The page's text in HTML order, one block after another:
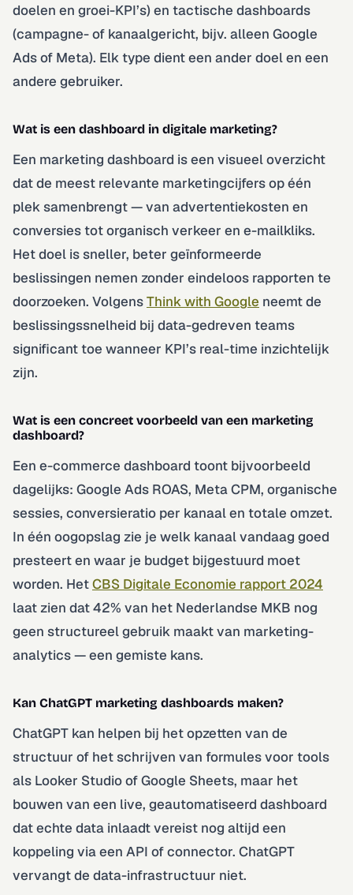
doelen en groei-KPI’s) en tactische dashboards
(campagne- of kanaalgericht, bijv. alleen Google
Ads of Meta). Elk type dient een ander doel en een
andere gebruiker.
Wat is een dashboard in digitale marketing?
Een marketing dashboard is een visueel overzicht
dat de meest relevante marketingcijfers op één
plek samenbrengt — van advertentiekosten en
conversies tot organisch verkeer en e-mailkliks.
Het doel is sneller, beter geïnformeerde
beslissingen nemen zonder eindeloos rapporten te
doorzoeken. VolgensThink with Google neemt de
beslissingssnelheid bij data-gedreven teams
significant toe wanneer KPI’s real-time inzichtelijk
zijn.
Wat is een concreet voorbeeld van een marketing
dashboard?
Een e-commerce dashboard toont bijvoorbeeld
dagelijks: Google Ads ROAS, Meta CPM, organische
sessies, conversieratio per kanaal en totale omzet.
In één oogopslag zie je welk kanaal vandaag goed
presteert en waar je budget bijgestuurd moet
worden. HetCBS Digitale Economie rapport 2024
laat zien dat 42% van het Nederlandse MKB nog
geen structureel gebruik maakt van marketing-
analytics — een gemiste kans.
Kan ChatGPT marketing dashboards maken?
ChatGPT kan helpen bij het opzetten van de
structuur of het schrijven van formules voor tools
als Looker Studio of Google Sheets, maar het
bouwen van een live, geautomatiseerd dashboard
dat echte data inlaadt vereist nog altijd een
koppeling via een API of connector. ChatGPT
vervangt de data-infrastructuur niet.